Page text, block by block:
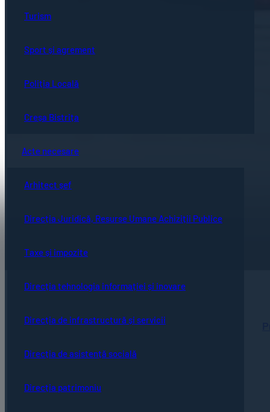
Turism
Sport și agrement
Poliția Locală
Creșa Bistrița
Acte necesare
Arhitect șef
Direcția Juridică, Resurse Umane Achiziții Publice
Taxe și impozite
Direcția tehnologia informației și inovare
Direcția de infrastructură și servicii
Direcția de asistență socială
Direcția patrimoniu